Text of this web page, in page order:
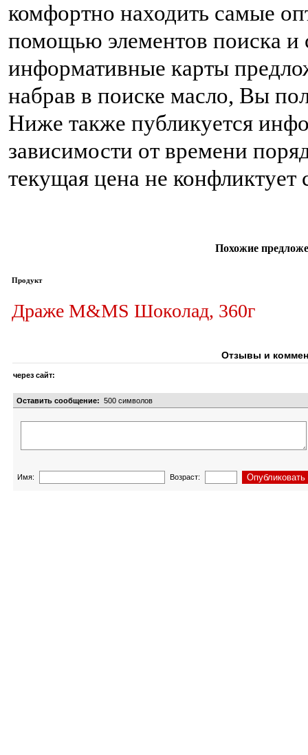
комфортно находить самые
помощью элементов поиска и
информативные карты
набрав в поиске масло, Вы
Ниже также публикуется
зависимости от времени
текущая цена не
Похожие
Продукт
Драже M&MS Шоколад, 360г
Отзывы и
через сайт:
Оставить сообщение: 500 символов
Имя: Возраст: